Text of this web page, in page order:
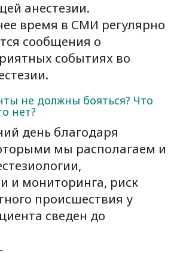
анестезии.
время в СМИ регулярно
сообщения о
событиях во
не должны бояться? Что
нет?
день благодаря
мы располагаем и
и мониторинга, риск
происшествия у
сведен до